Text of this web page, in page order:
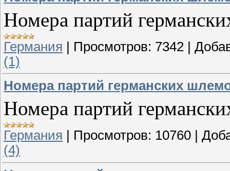
Номера партий
Германия | Просмотров: 7342 |
(1)
Номера партий германских
Номера партий
Германия Просмотров: 10760
(4)